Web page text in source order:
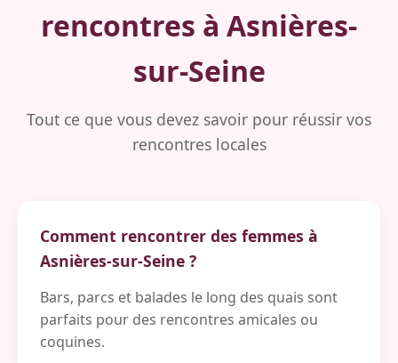
rencontres à Asnières-
sur-Seine
Tout ce que vous devez savoir pour réussir vos
rencontres locales
Comment rencontrer des femmes à
Asnières-sur-Seine ?
Bars, parcs et balades le long des quais sont
parfaits pour des rencontres amicales ou
coquines.